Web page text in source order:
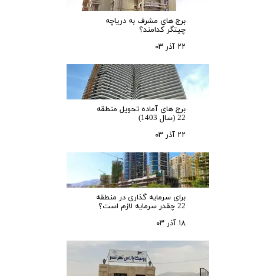
برج های مشرف به دریاچه
چیتگر کدامند؟
۲۲ آذر ۰۳
برج های آماده تحویل منطقه
22 (سال 1403)
۲۲ آذر ۰۳
برای سرمایه‌ گذاری در منطقه
22 چقدر سرمایه لازم است؟
۱۸ آذر ۰۳